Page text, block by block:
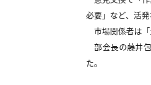
必要」など、活
市場関係者は「
部会長の藤井
た。